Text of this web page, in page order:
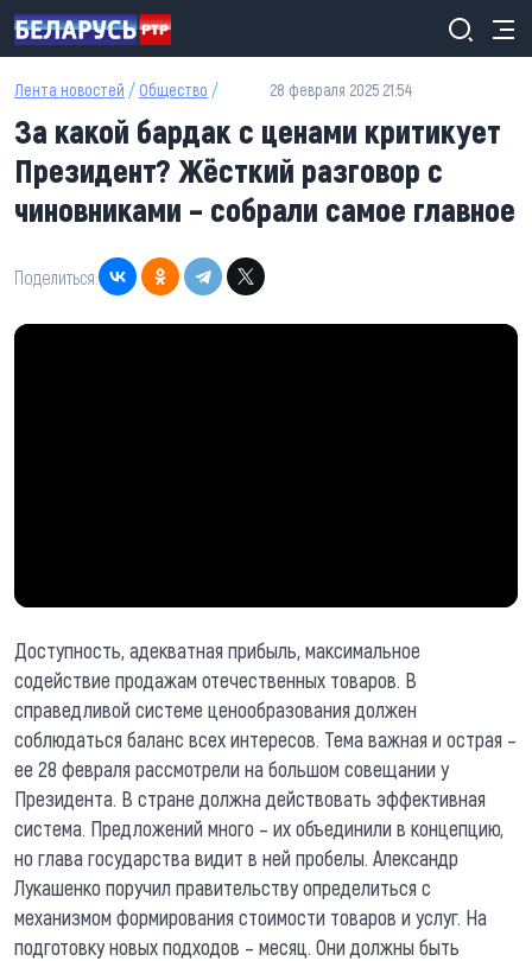
Перейти к основному содержанию
Лента новостей / Общество / 28 февраля 2025 21:54
За какой бардак с ценами критикует
Президент? Жёсткий разговор с
чиновниками – собрали самое главное
Поделиться:
Доступность, адекватная прибыль, максимальное
содействие продажам отечественных товаров. В
справедливой системе ценообразования должен
соблюдаться баланс всех интересов. Тема важная и острая –
ее 28 февраля рассмотрели на большом совещании у
Президента. В стране должна действовать эффективная
система. Предложений много – их объединили в концепцию,
но глава государства видит в ней пробелы. Александр
Лукашенко поручил правительству определиться с
механизмом формирования стоимости товаров и услуг. На
подготовку новых подходов – месяц. Они должны быть